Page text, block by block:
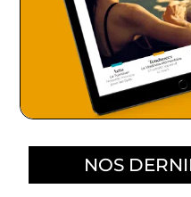
NOS